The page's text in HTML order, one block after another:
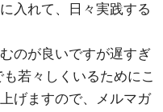
入れて、日々実践する
のが良いですが遅すぎ
若々しくいるためにこ
げますので、メルマガ